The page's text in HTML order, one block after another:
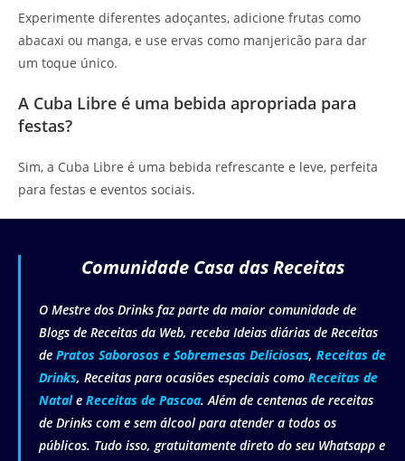
Experimente diferentes adoçantes, adicione frutas como
abacaxi ou manga, e use ervas como manjericão para dar
um toque único.
A Cuba Libre é uma bebida apropriada para
festas?
Sim, a Cuba Libre é uma bebida refrescante e leve, perfeita
para festas e eventos sociais.
Comunidade Casa das Receitas
O Mestre dos Drinks faz parte da maior comunidade de
Blogs de Receitas da Web, receba Ideias diárias de Receitas
de Pratos Saborosos e Sobremesas Deliciosas, Receitas de
Drinks, Receitas para ocasiões especiais como Receitas de
Natale Receitas de Pascoa. Além de centenas de receitas
de Drinks com e sem álcool para atender a todos os
públicos. Tudo isso, gratuitamente direto do seu Whatsapp e